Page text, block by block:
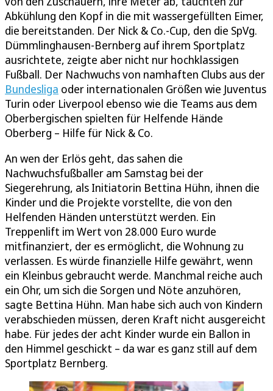
Abkühlung den Kopf in die mit wassergefüllten Eimer,
die bereitstanden. Der Nick & Co.-Cup, den die SpVg.
Dümmlinghausen-Bernberg auf ihrem Sportplatz
ausrichtete, zeigte aber nicht nur hochklassigen
Fußball. Der Nachwuchs von namhaften Clubs aus der
Bundesliga oder internationalen Größen wie Juventus
Turin oder Liverpool ebenso wie die Teams aus dem
Oberbergischen spielten für Helfende Hände
Oberberg – Hilfe für Nick & Co.
An wen der Erlös geht, das sahen die
Nachwuchsfußballer am Samstag bei der
Siegerehrung, als Initiatorin Bettina Hühn, ihnen die
Kinder und die Projekte vorstellte, die von den
Helfenden Händen unterstützt werden. Ein
Treppenlift im Wert von 28.000 Euro wurde
mitfinanziert, der es ermöglicht, die Wohnung zu
verlassen. Es würde finanzielle Hilfe gewährt, wenn
ein Kleinbus gebraucht werde. Manchmal reiche auch
ein Ohr, um sich die Sorgen und Nöte anzuhören,
sagte Bettina Hühn. Man habe sich auch von Kindern
verabschieden müssen, deren Kraft nicht ausgereicht
habe. Für jedes der acht Kinder wurde ein Ballon in
den Himmel geschickt – da war es ganz still auf dem
Sportplatz Bernberg.